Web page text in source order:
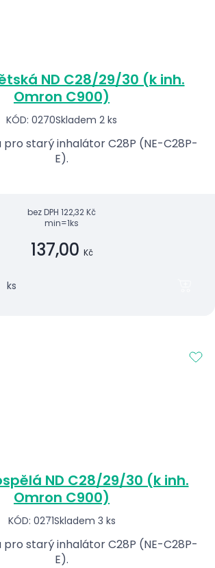
ND C28/29/30 (k inh.
Omron C900)
KÓD: 0270Skladem 2 ks
pro starý inhalátor C28P (NE-C28P-
E).
bez DPH 122,32 Kč
min=1ks
137,00 Kč
ks
ND C28/29/30 (k inh.
Omron C900)
KÓD: 0271Skladem 3 ks
pro starý inhalátor C28P (NE-C28P-
E).